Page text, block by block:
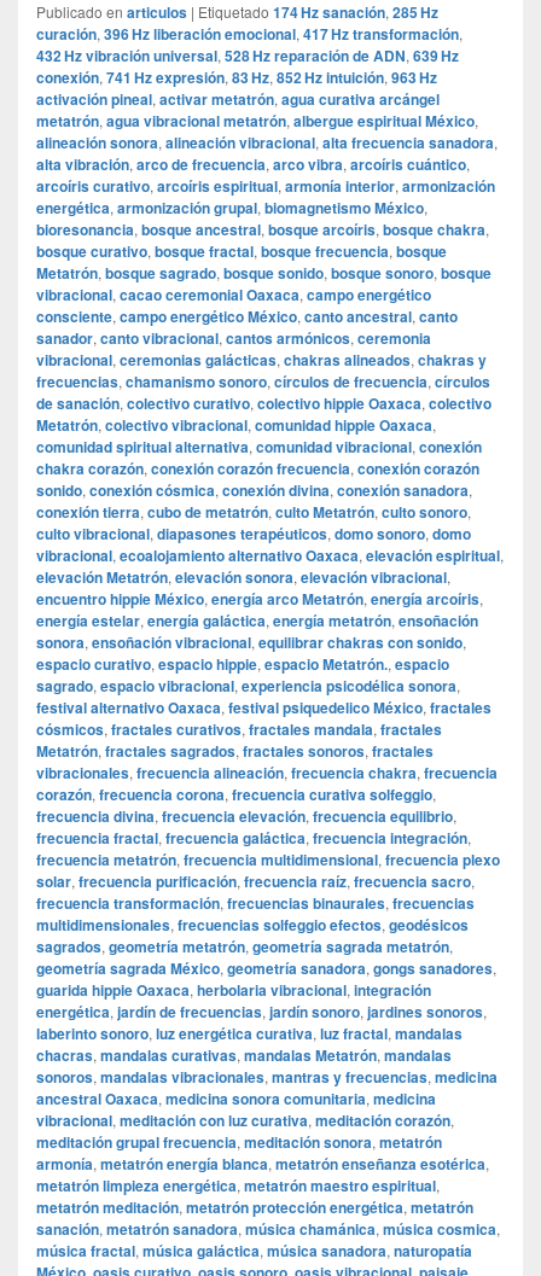
Publicado en articulos | Etiquetado 174 Hz sanación, 285 Hz
curación, 396 Hz liberación emocional, 417 Hz transformación,
432 Hz vibración universal, 528 Hz reparación de ADN, 639 Hz
conexión, 741 Hz expresión, 83 Hz, 852 Hz intuición, 963 Hz
activación pineal, activar metatrón, agua curativa arcángel
metatrón, agua vibracional metatrón, albergue espiritual México,
alineación sonora, alineación vibracional, alta frecuencia sanadora,
alta vibración, arco de frecuencia, arco vibra, arcoíris cuántico,
arcoíris curativo, arcoíris espiritual, armonía interior, armonización
energética, armonización grupal, biomagnetismo México,
bioresonancia, bosque ancestral, bosque arcoíris, bosque chakra,
bosque curativo, bosque fractal, bosque frecuencia, bosque
Metatrón, bosque sagrado, bosque sonido, bosque sonoro, bosque
vibracional, cacao ceremonial Oaxaca, campo energético
consciente, campo energético México, canto ancestral, canto
sanador, canto vibracional, cantos armónicos, ceremonia
vibracional, ceremonias galácticas, chakras alineados, chakras y
frecuencias, chamanismo sonoro, círculos de frecuencia, círculos
de sanación, colectivo curativo, colectivo hippie Oaxaca, colectivo
Metatrón, colectivo vibracional, comunidad hippie Oaxaca,
comunidad spiritual alternativa, comunidad vibracional, conexión
chakra corazón, conexión corazón frecuencia, conexión corazón
sonido, conexión cósmica, conexión divina, conexión sanadora,
conexión tierra, cubo de metatrón, culto Metatrón, culto sonoro,
culto vibracional, diapasones terapéuticos, domo sonoro, domo
vibracional, ecoalojamiento alternativo Oaxaca, elevación espiritual,
elevación Metatrón, elevación sonora, elevación vibracional,
encuentro hippie México, energía arco Metatrón, energía arcoíris,
energía estelar, energía galáctica, energía metatrón, ensoñación
sonora, ensoñación vibracional, equilibrar chakras con sonido,
espacio curativo, espacio hippie, espacio Metatrón., espacio
sagrado, espacio vibracional, experiencia psicodélica sonora,
festival alternativo Oaxaca, festival psiquedelico México, fractales
cósmicos, fractales curativos, fractales mandala, fractales
Metatrón, fractales sagrados, fractales sonoros, fractales
vibracionales, frecuencia alineación, frecuencia chakra, frecuencia
corazón, frecuencia corona, frecuencia curativa solfeggio,
frecuencia divina, frecuencia elevación, frecuencia equilibrio,
frecuencia fractal, frecuencia galáctica, frecuencia integración,
frecuencia metatrón, frecuencia multidimensional, frecuencia plexo
solar, frecuencia purificación, frecuencia raíz, frecuencia sacro,
frecuencia transformación, frecuencias binaurales, frecuencias
multidimensionales, frecuencias solfeggio efectos, geodésicos
sagrados, geometría metatrón, geometría sagrada metatrón,
geometría sagrada México, geometría sanadora, gongs sanadores,
guarida hippie Oaxaca, herbolaria vibracional, integración
energética, jardín de frecuencias, jardín sonoro, jardines sonoros,
laberinto sonoro, luz energética curativa, luz fractal, mandalas
chacras, mandalas curativas, mandalas Metatrón, mandalas
sonoros, mandalas vibracionales, mantras y frecuencias, medicina
ancestral Oaxaca, medicina sonora comunitaria, medicina
vibracional, meditación con luz curativa, meditación corazón,
meditación grupal frecuencia, meditación sonora, metatrón
armonía, metatrón energía blanca, metatrón enseñanza esotérica,
metatrón limpieza energética, metatrón maestro espiritual,
metatrón meditación, metatrón protección energética, metatrón
sanación, metatrón sanadora, música chamánica, música cosmica,
música fractal, música galáctica, música sanadora, naturopatía